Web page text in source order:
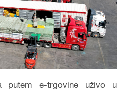
putem e-trgovine uživo u